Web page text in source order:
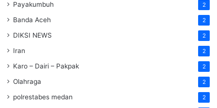
Payakumbuh 2
Banda Aceh 2
DIKSI NEWS 2
Iran 2
Karo – Dairi – Pakpak 2
Olahraga 2
polrestabes medan 2